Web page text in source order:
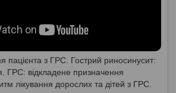
пацієнта з ГРС. Гострий риносинусит:
ГРС: відкладене призначення
лікування дорослих та дітей з ГРС.